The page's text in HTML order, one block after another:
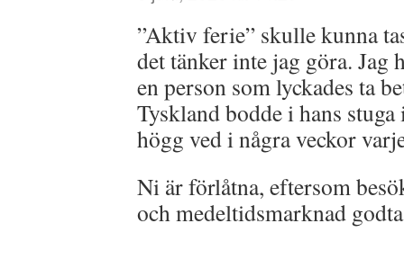
”Aktiv ferie” skulle kunna
det tänker inte jag göra. Jag
en person som lyckades ta
Tyskland bodde i hans
högg ved i några veckor
Ni är förlåtna, eftersom
och medeltidsmarknad